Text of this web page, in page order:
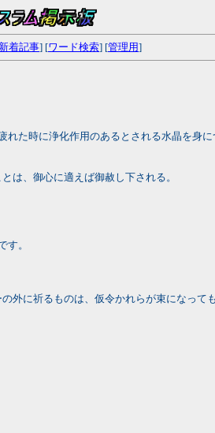
新着記事] [ワード検索] [管理用]
た時に浄化作用のあるとされる水晶を身
は、御心に適えば御赦し下される。
す。
に祈るものは、仮令かれらが束になっ